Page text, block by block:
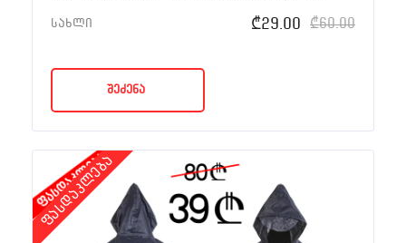
სახლი ₾60.00
₾29.00
შეძენა
ფასდაკლება